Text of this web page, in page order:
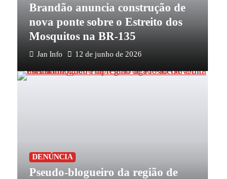
Brandão anuncia construção de
nova ponte sobre o Estreito dos
Mosquitos na BR-135
Jan Info 12 de junho de 2026
DENÚNCIA
Pseudo-blogueiro da região de